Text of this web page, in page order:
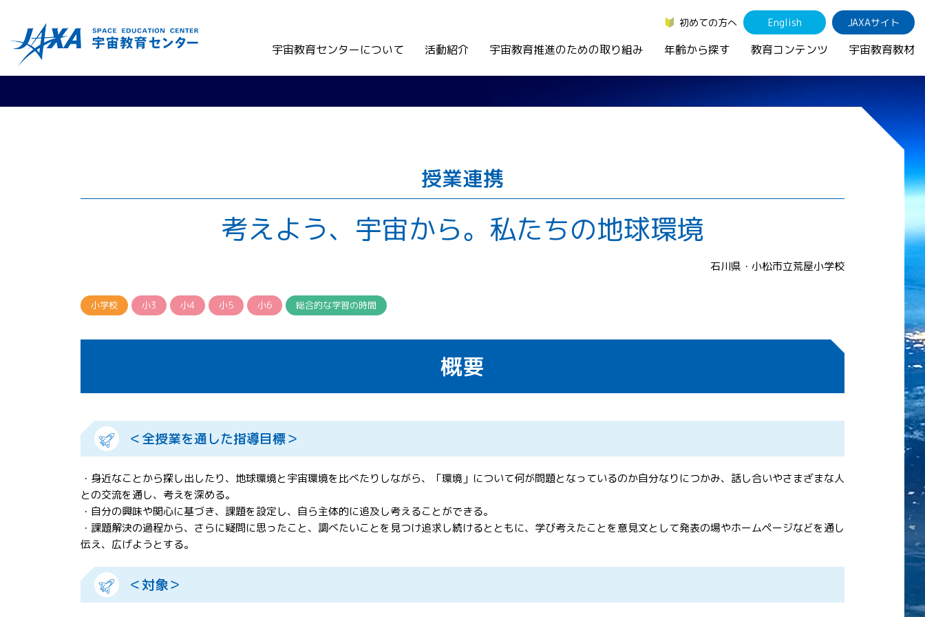
初めての方へ English JAXAサイト
宇宙教育センターについて 活動紹介 宇宙教育推進のための取り組み 年齢から探す 教育コンテンツ 宇宙教育教材
授業連携
考えよう、宇宙から。私たちの地球環境
石川県・小松市立荒屋小学校
小学校 小3 小4 小5 小6 総合的な学習の時間
概要
＜全授業を通した指導目標＞
・身近なことから探し出したり、地球環境と宇宙環境を比べたりしながら、「環境」について何が問題となっているのか自分なりにつかみ、話し合いやさまざまな人
との交流を通し、考えを深める。
・自分の興味や関心に基づき、課題を設定し、自ら主体的に追及し考えることができる。
・課題解決の過程から、さらに疑問に思ったこと、調べたいことを見つけ追求し続けるとともに、学び考えたことを意見文として発表の場やホームページなどを通し
伝え、広げようとする。
＜対象＞